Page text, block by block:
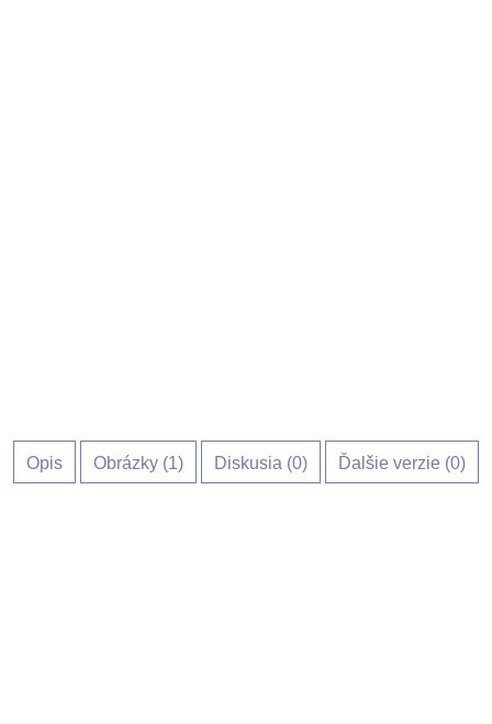
Opis Obrázky (1) Diskusia (0) Ďalšie verzie (0)